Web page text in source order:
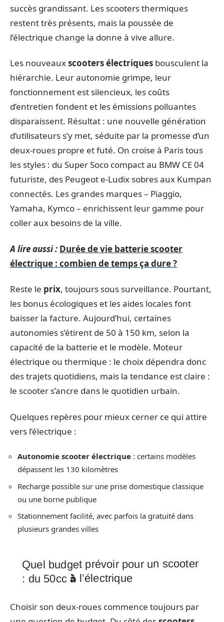
succès grandissant. Les scooters thermiques
restent très présents, mais la poussée de
l’électrique change la donne à vive allure.
Les nouveauxscooters électriques bousculent la
hiérarchie. Leur autonomie grimpe, leur
fonctionnement est silencieux, les coûts
d’entretien fondent et les émissions polluantes
disparaissent. Résultat : une nouvelle génération
d’utilisateurs s’y met, séduite par la promesse d’un
deux-roues propre et futé. On croise à Paris tous
les styles : du Super Soco compact au BMW CE 04
futuriste, des Peugeot e-Ludix sobres aux Kumpan
connectés. Les grandes marques – Piaggio,
Yamaha, Kymco – enrichissent leur gamme pour
coller aux besoins de la ville.
A lire aussi : Durée de vie batterie scooter
électrique : combien de temps ça dure ?
Reste le prix, toujours sous surveillance. Pourtant,
les bonus écologiques et les aides locales font
baisser la facture. Aujourd’hui, certaines
autonomies s’étirent de 50 à 150 km, selon la
capacité de la batterie et le modèle. Moteur
électrique ou thermique : le choix dépendra donc
des trajets quotidiens, mais la tendance est claire :
le scooter s’ancre dans le quotidien urbain.
Quelques repères pour mieux cerner ce qui attire
vers l’électrique :
Autonomie scooter électrique : certains modèles
dépassent les 130 kilomètres
Recharge possible sur une prise domestique classique
ou une borne publique
Stationnement facilité, avec parfois la gratuité dans
plusieurs grandes villes
Quel budget prévoir pour un scooter
: du 50cc à l’électrique
Choisir son deux-roues commence toujours par